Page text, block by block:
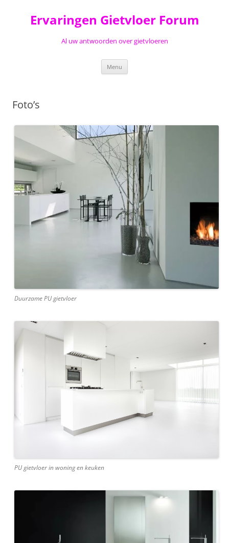
inhoudErvaringen Gietvloer Forum
Al uw antwoorden over gietvloeren
Menu
Foto’s
Duurzame PU gietvloer
PU gietvloer in woning en keuken